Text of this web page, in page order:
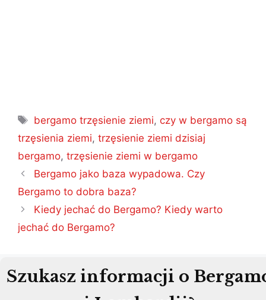
Tagi
bergamo trzęsienie ziemi, czy w bergamo są
trzęsienia ziemi, trzęsienie ziemi dzisiaj
bergamo, trzęsienie ziemi w bergamo
Nawigacja
wpisu
Bergamo jako baza wypadowa. Czy
Bergamo to dobra baza?
Kiedy jechać do Bergamo? Kiedy warto
jechać do Bergamo?
Szukasz informacji o